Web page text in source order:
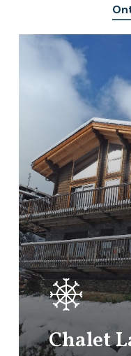
Chalet